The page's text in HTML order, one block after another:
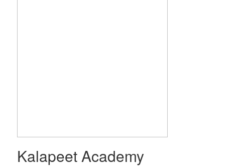
Kalapeet Academy